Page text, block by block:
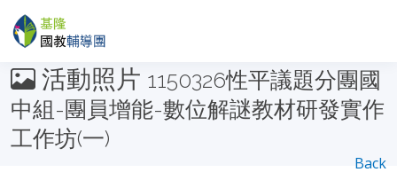
活動照片 1150326性平議題分團國
中組-團員增能-數位解謎教材研發實作
工作坊(一)
Back